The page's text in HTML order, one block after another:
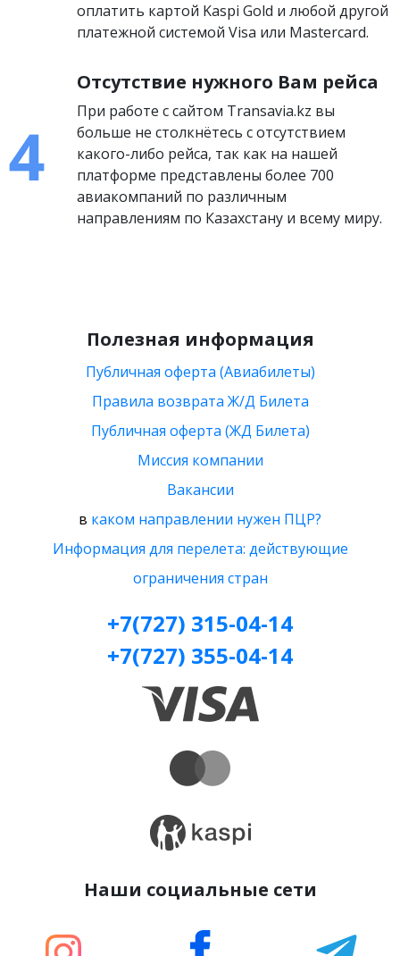
оплатить картой Kaspi Gold и любой другой
платежной системой Visa или Mastercard.
Отсутствие нужного Вам рейса
При работе с сайтом Transavia.kz вы
больше не столкнётесь с отсутствием
какого-либо рейса, так как на нашей
платформе представлены более 700
авиакомпаний по различным
направлениям по Казахстану и всему миру.
Полезная информация
Публичная оферта (Авиабилеты)
Правила возврата Ж/Д Билета
Публичная оферта (ЖД Билета)
Миссия компании
Вакансии
в каком направлении нужен ПЦР?
Информация для перелета: действующие
ограничения стран
+7(727) 315-04-14
+7(727) 355-04-14
Наши социальные сети